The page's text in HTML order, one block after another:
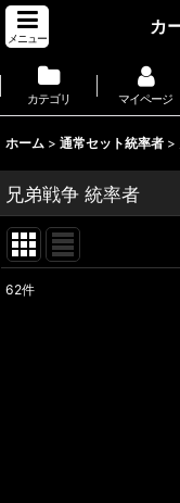
メニュー
カ
カテゴリ マイページ
ホーム > 通常セット統率者 >
兄弟戦争 統率者
62件